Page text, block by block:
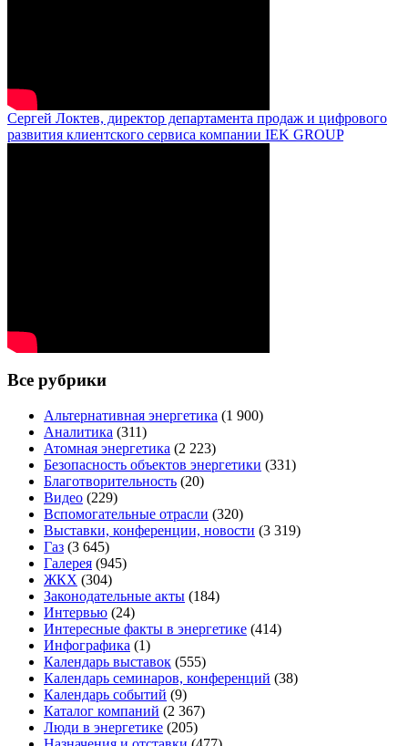
Сергей Локтев, директор департамента продаж и цифрового
развития клиентского сервиса компании IEK GROUP
Все рубрики
Альтернативная энергетика (1 900)
Аналитика (311)
Атомная энергетика (2 223)
Безопасность объектов энергетики (331)
Благотворительность (20)
Видео (229)
Вспомогательные отрасли (320)
Выставки, конференции, новости (3 319)
Газ (3 645)
Галерея (945)
ЖКХ (304)
Законодательные акты (184)
Интервью (24)
Интересные факты в энергетике (414)
Инфографика (1)
Календарь выставок (555)
Календарь семинаров, конференций (38)
Календарь событий (9)
Каталог компаний (2 367)
Люди в энергетике (205)